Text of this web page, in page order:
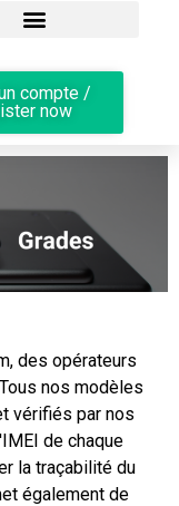
compte /
now
des opérateurs
nos modèles
vérifiés par nos
de chaque
la traçabilité du
également de